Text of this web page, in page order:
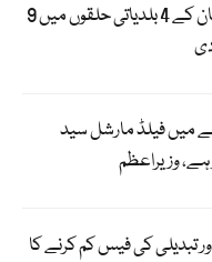
الیکشن کمیشن نے بلوچستان کے 4 بلدیاتی حلقوں میں 9
میں فیلڈ مارشل سید
ہے، وزیراعظم
تبدیلی کی فیس کم کرنے کا